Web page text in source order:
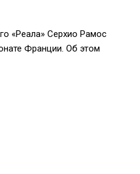
«Реала» Серхио Рамос
Франции. Об этом